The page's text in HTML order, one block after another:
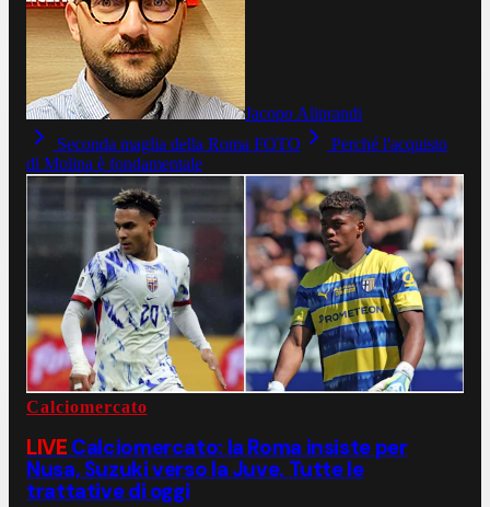
Jacopo Aliprandi
Seconda maglia della Roma FOTO
Perché l'acquisto
di Molina è fondamentale
Calciomercato
LIVE Calciomercato: la Roma insiste per
Nusa, Suzuki verso la Juve. Tutte le
trattative di oggi